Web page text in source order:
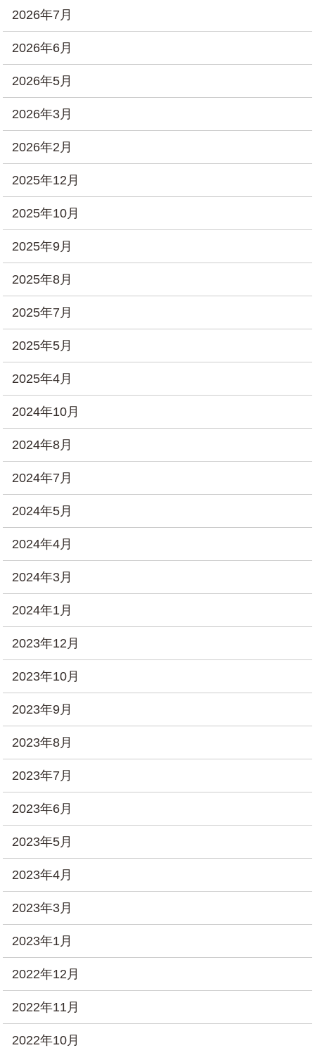
2026年7月
2026年6月
2026年5月
2026年3月
2026年2月
2025年12月
2025年10月
2025年9月
2025年8月
2025年7月
2025年5月
2025年4月
2024年10月
2024年8月
2024年7月
2024年5月
2024年4月
2024年3月
2024年1月
2023年12月
2023年10月
2023年9月
2023年8月
2023年7月
2023年6月
2023年5月
2023年4月
2023年3月
2023年1月
2022年12月
2022年11月
2022年10月